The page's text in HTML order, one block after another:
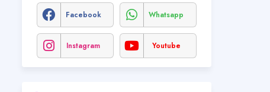
Facebook Whatsapp
Instagram Youtube